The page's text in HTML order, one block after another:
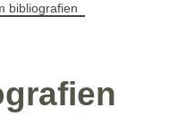
bibliografien